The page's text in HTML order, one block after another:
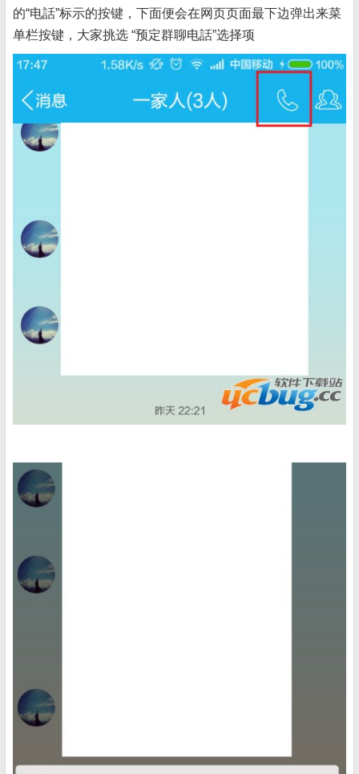
的“电話”标示的按键，下面便会在网页页面最下边弹出来菜
单栏按键，大家挑选 “预定群聊电話”选择项